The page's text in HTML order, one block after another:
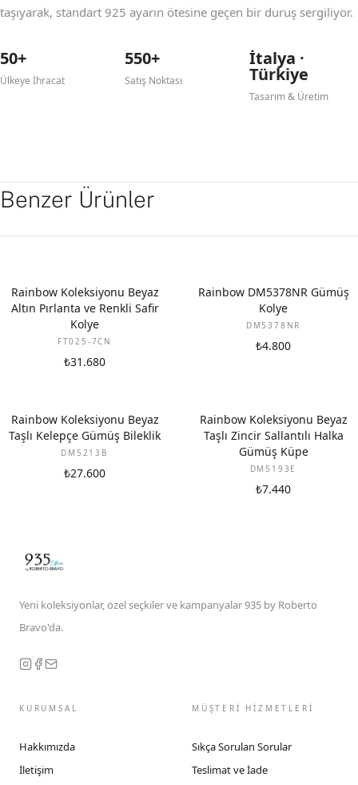
taşıyarak, standart 925 ayarın ötesine geçen bir duruş sergiliyor.
50+
Ülkeye İhracat
550+
Satış Noktası
İtalya ·
Türkiye
Tasarım & Üretim
Benzer Ürünler
YENI
Rainbow Koleksiyonu Beyaz
Altın Pırlanta ve Renkli Safir
Kolye
FT025-7CN
₺31.680
Rainbow DM5378NR Gümüş
Kolye
DM5378NR
₺4.800
Rainbow Koleksiyonu Beyaz
Taşlı Kelepçe Gümüş Bileklik
DM5213B
₺27.600
Rainbow Koleksiyonu Beyaz
Taşlı Zincir Sallantılı Halka
Gümüş Küpe
DM5193E
₺7.440
Yeni koleksiyonlar, özel seçkiler ve kampanyalar 935 by Roberto
Bravo'da.
KURUMSAL
Hakkımızda
İletişim
MÜŞTERİ HİZMETLERİ
Sıkça Sorulan Sorular
Teslimat ve İade